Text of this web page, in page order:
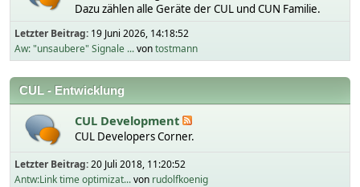
Dazu zählen alle Geräte der CUL und CUN Familie.
Letzter Beitrag: 19 Juni 2026, 14:18:52
Aw: "unsaubere" Signale ...vontostmann
CUL - Entwicklung
CUL Development
CUL Developers Corner.
Letzter Beitrag:20 Juli 2018, 11:20:52
Antw:Link time optimizat...von rudolfkoenig